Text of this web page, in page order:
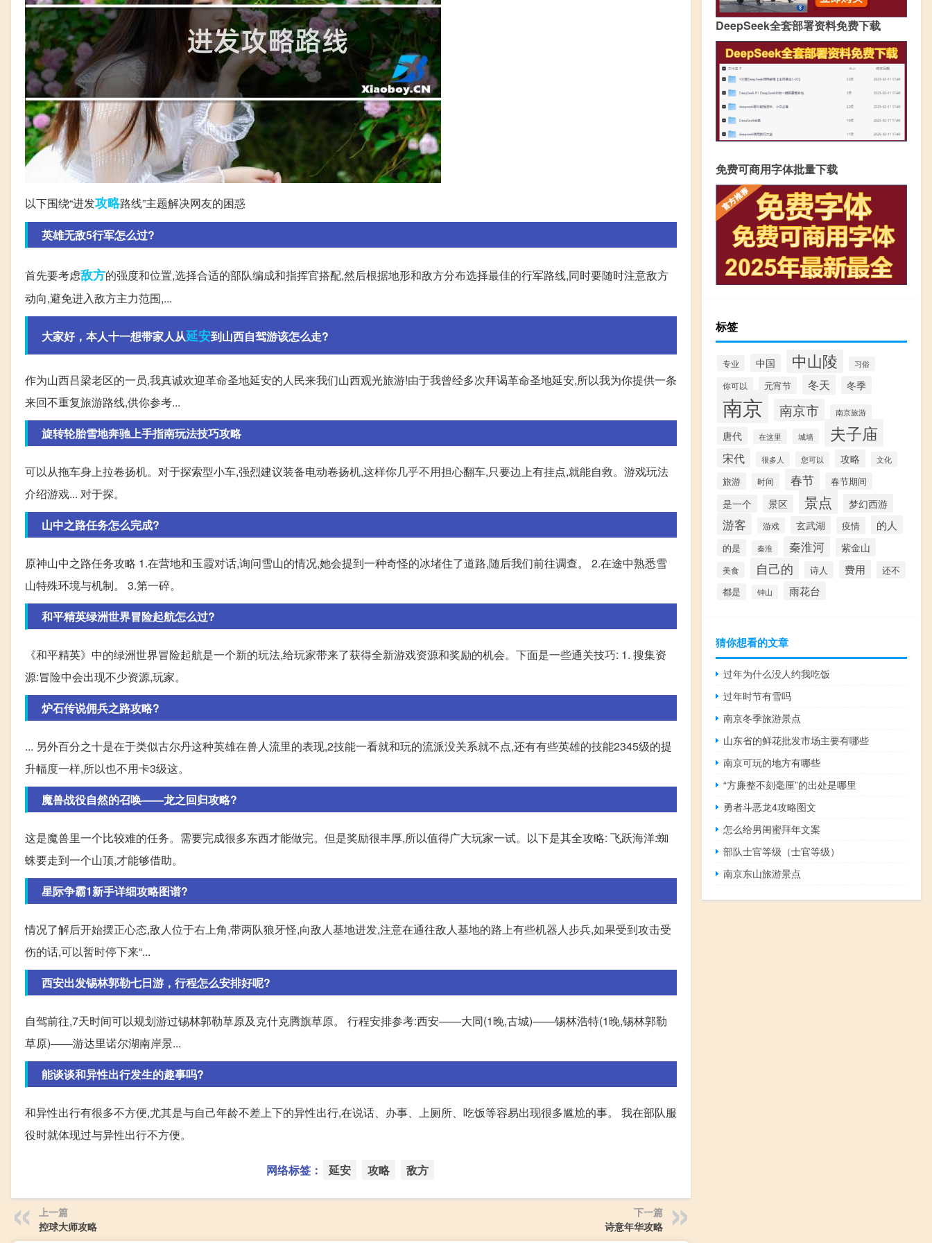
以下围绕“进发攻略路线”主题解决网友的困惑
英雄无敌5行军怎么过?
首先要考虑敌方的强度和位置,选择合适的部队编成和指挥官搭配,然后根据地形和敌方分布选择最佳的行军路线,同时要随时注意敌方
动向,避免进入敌方主力范围,...
大家好，本人十一想带家人从延安到山西自驾游该怎么走?
作为山西吕梁老区的一员,我真诚欢迎革命圣地延安的人民来我们山西观光旅游!由于我曾经多次拜谒革命圣地延安,所以我为你提供一条
来回不重复旅游路线,供你参考...
旋转轮胎雪地奔驰上手指南玩法技巧攻略
可以从拖车身上拉卷扬机。对于探索型小车,强烈建议装备电动卷扬机,这样你几乎不用担心翻车,只要边上有挂点,就能自救。游戏玩法
介绍游戏... 对于探。
山中之路任务怎么完成?
原神山中之路任务攻略 1.在营地和玉霞对话,询问雪山的情况,她会提到一种奇怪的冰堵住了道路,随后我们前往调查。 2.在途中熟悉雪
山特殊环境与机制。 3.第一碎。
和平精英绿洲世界冒险起航怎么过?
《和平精英》中的绿洲世界冒险起航是一个新的玩法,给玩家带来了获得全新游戏资源和奖励的机会。下面是一些通关技巧: 1. 搜集资
源:冒险中会出现不少资源,玩家。
炉石传说佣兵之路攻略?
... 另外百分之十是在于类似古尔丹这种英雄在兽人流里的表现,2技能一看就和玩的流派没关系就不点,还有有些英雄的技能2345级的提
升幅度一样,所以也不用卡3级这。
魔兽战役自然的召唤——龙之回归攻略?
这是魔兽里一个比较难的任务。需要完成很多东西才能做完。但是奖励很丰厚,所以值得广大玩家一试。以下是其全攻略: 飞跃海洋:蜘
蛛要走到一个山顶,才能够借助。
星际争霸1新手详细攻略图谱?
情况了解后开始摆正心态,敌人位于右上角,带两队狼牙怪,向敌人基地进发,注意在通往敌人基地的路上有些机器人步兵,如果受到攻击受
伤的话,可以暂时停下来“...
西安出发锡林郭勒七日游，行程怎么安排好呢?
自驾前往,7天时间可以规划游过锡林郭勒草原及克什克腾旗草原。 行程安排参考:西安——大同(1晚,古城)——锡林浩特(1晚,锡林郭勒
草原)——游达里诺尔湖南岸景...
能谈谈和异性出行发生的趣事吗?
和异性出行有很多不方便,尤其是与自己年龄不差上下的异性出行,在说话、办事、上厕所、吃饭等容易出现很多尴尬的事。 我在部队服
役时就体现过与异性出行不方便。
网络标签： 延安 攻略 敌方
上一篇
控球大师攻略
下一篇
诗意年华攻略
DeepSeek全套部署资料免费下载
免费可商用字体批量下载
标签
专业 中国 中山陵 习俗
你可以 元宵节 冬天 冬季
南京 南京市 南京旅游
唐代 在这里 城墙 夫子庙
宋代 很多人 您可以 攻略 文化
旅游 时间 春节 春节期间
是一个 景区 景点 梦幻西游
游客 游戏 玄武湖 疫情 的人
的是 秦淮 秦淮河 紫金山
美食 自己的 诗人 费用 还不
都是 钟山 雨花台
猜你想看的文章
过年为什么没人约我吃饭
过年时节有雪吗
南京冬季旅游景点
山东省的鲜花批发市场主要有哪些
南京可玩的地方有哪些
“方廉整不刻毫厘”的出处是哪里
勇者斗恶龙4攻略图文
怎么给男闺蜜拜年文案
部队士官等级（士官等级）
南京东山旅游景点